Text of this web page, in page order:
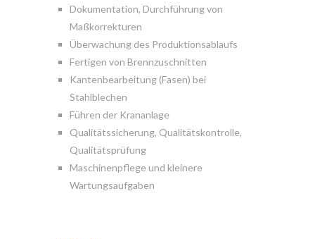
Dokumentation, Durchführung von
Maßkorrekturen
Überwachung des Produktionsablaufs
Fertigen von Brennzuschnitten
Kantenbearbeitung (Fasen) bei
Stahlblechen
Führen der Krananlage
Qualitätssicherung, Qualitätskontrolle,
Qualitätsprüfung
Maschinenpflege und kleinere
Wartungsaufgaben